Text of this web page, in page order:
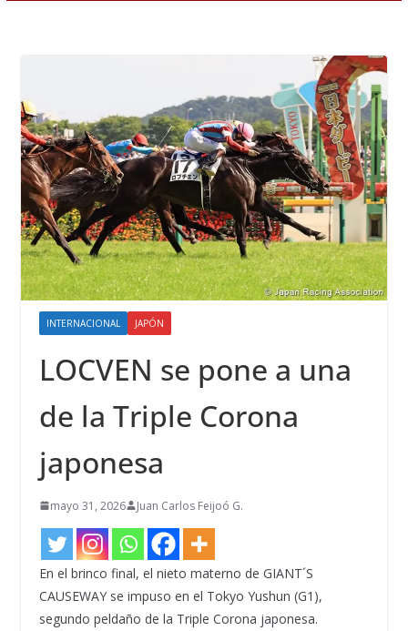
INTERNACIONAL JAPÓN
LOCVEN se pone a una
de la Triple Corona
japonesa
mayo 31, 2026 Juan Carlos Feijoó G.
En el brinco final, el nieto materno de GIANT´S
CAUSEWAY se impuso en el Tokyo Yushun (G1),
segundo peldaño de la Triple Corona japonesa.